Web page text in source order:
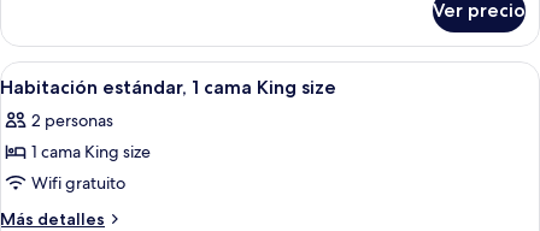
3
habitaciones
de
campo,
3
Ver precio
Abrir
todas
las
fotos
de
Habitación
Habitación de hotel con una cama
2
Habitación estándar, 1 cama King size
2 personas
1 cama King size
Wifi gratuito
Más detalles
Más